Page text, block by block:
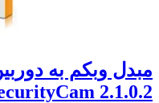
مبدل وبکم به
2.1.0.2